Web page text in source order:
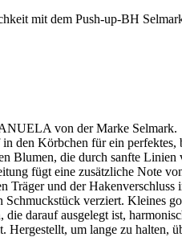
mit dem Push-up-BH
von der Marke Selmark.
den Körbchen für ein perfektes,
Blumen, die durch sanfte
fügt eine zusätzliche Note
Träger und der
Schmuckstück verziert. Kleines
darauf ausgelegt ist,
Hergestellt, um lange zu halten,